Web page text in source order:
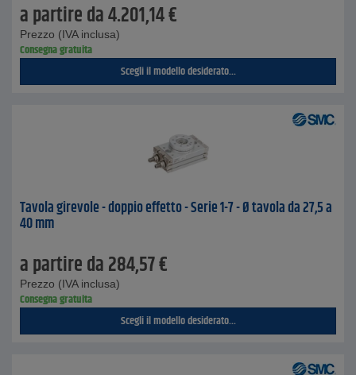
a partire da4.201,14€
Prezzo (IVA inclusa)
Consegna gratuita
Scegli il modello desiderato...
Tavola girevole - doppio effetto - Serie 1-7 - Ø tavola da 27,5 a
40 mm
a partire da284,57€
Prezzo (IVA inclusa)
Consegna gratuita
Scegli il modello desiderato...